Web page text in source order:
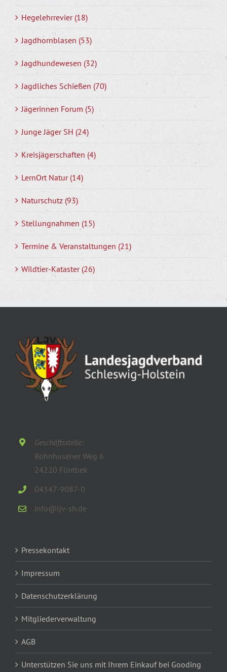
Hegelehrrevier (18)
Jagdhornblasen (53)
Jagdhundewesen (32)
Jagdliches Schießen (70)
Jägerinnen Forum (5)
Junge Jäger SH (24)
Kreisjägerschaften (4)
LernOrt Natur (14)
Naturschutz (93)
Stellungnahmen (15)
Termine & Veranstaltungen (21)
Wildtier-Kataster (26)
Geschäftsstelle:
Böhnhusener Weg 6
24220 Flintbek
04347-9087-0
info@ljv-sh.de
Pressekontakt
Impressum
Datenschutzerklärung
Mitgliederverwaltung
AGB
Unterstützen Sie uns mit Ihrem Einkauf bei Gooding